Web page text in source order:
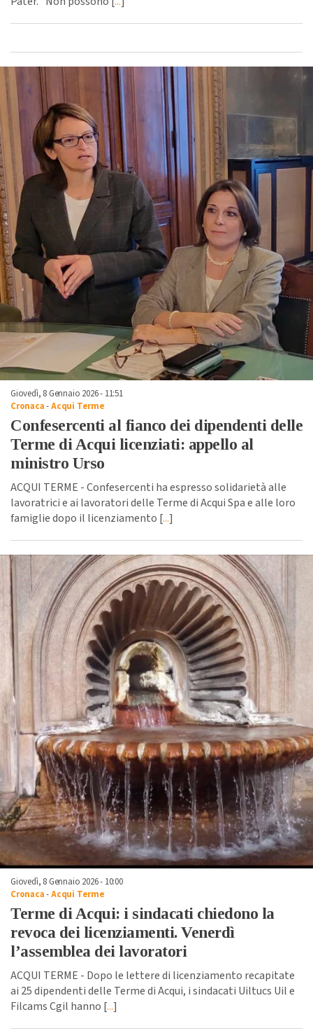
Giovedì, 8 Gennaio 2026 - 11:51
Cronaca-Acqui Terme
Confesercenti al fianco dei dipendenti delle
Terme di Acqui licenziati: appello al
ministro Urso
ACQUI TERME - Confesercenti ha espresso solidarietà alle
lavoratrici e ai lavoratori delle Terme di Acqui Spa e alle loro
famiglie dopo il licenziamento [...]
Giovedì, 8 Gennaio 2026 - 10:00
Cronaca-Acqui Terme
Terme di Acqui: i sindacati chiedono la
revoca dei licenziamenti. Venerdì
l’assemblea dei lavoratori
ACQUI TERME - Dopo le lettere di licenziamento recapitate
ai 25 dipendenti delle Terme di Acqui, i sindacati Uiltucs Uil e
Filcams Cgil hanno [...]